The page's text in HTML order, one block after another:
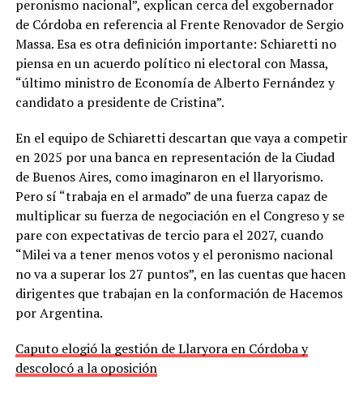
peronismo nacional”, explican cerca del exgobernador
de Córdoba en referencia al Frente Renovador de Sergio
Massa. Esa es otra definición importante: Schiaretti no
piensa en un acuerdo político ni electoral con Massa,
“último ministro de Economía de Alberto Fernández y
candidato a presidente de Cristina”.
En el equipo de Schiaretti descartan que vaya a competir
en 2025 por una banca en representación de la Ciudad
de Buenos Aires, como imaginaron en el llaryorismo.
Pero sí “trabaja en el armado” de una fuerza capaz de
multiplicar su fuerza de negociación en el Congreso y se
pare con expectativas de tercio para el 2027, cuando
“Milei va a tener menos votos y el peronismo nacional
no va a superar los 27 puntos”, en las cuentas que hacen
dirigentes que trabajan en la conformación de Hacemos
por Argentina.
Caputo elogió la gestión de Llaryora en Córdoba y
descolocó a la oposición